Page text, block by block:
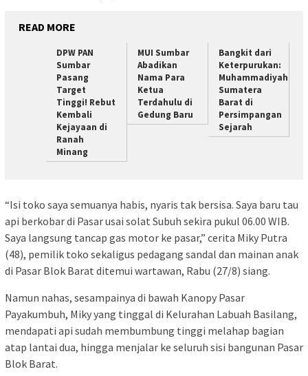
READ MORE
DPW PAN
Sumbar
Pasang
Target
Tinggi! Rebut
Kembali
Kejayaan di
Ranah
Minang
MUI Sumbar
Abadikan
Nama Para
Ketua
Terdahulu di
Gedung Baru
Bangkit dari
Keterpurukan:
Muhammadiyah
Sumatera
Barat di
Persimpangan
Sejarah
“Isi toko saya semuanya habis, nyaris tak bersisa. Saya baru tau
api berkobar di Pasar usai solat Subuh sekira pukul 06.00 WIB.
Saya langsung tancap gas motor ke pasar,” cerita Miky Putra
(48), pemilik toko sekaligus pedagang sandal dan mainan anak
di Pasar Blok Barat ditemui wartawan, Rabu (27/8) siang.
Namun nahas, sesampainya di bawah Kanopy Pasar
Payakumbuh, Miky yang tinggal di Kelurahan Labuah Basilang,
mendapati api sudah membumbung tinggi melahap bagian
atap lantai dua, hingga menjalar ke seluruh sisi bangunan Pasar
Blok Barat.